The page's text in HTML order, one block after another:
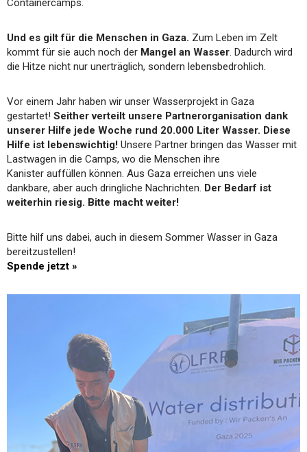
Containercamps.
Und es gilt für die Menschen in Gaza. Zum Leben im Zelt
kommt für sie auch noch der Mangel an Wasser. Dadurch wird
die Hitze nicht nur unerträglich, sondern lebensbedrohlich.
Vor einem Jahr haben wir unser Wasserprojekt in Gaza
gestartet! Seither verteilt unsere Partnerorganisation dank
unserer Hilfe jede Woche rund 20.000 Liter Wasser. Diese
Hilfe ist lebenswichtig! Unsere Partner bringen das Wasser mit
Lastwagen in die Camps, wo die Menschen ihre
Kanister auffüllen können. Aus Gaza erreichen uns viele
dankbare, aber auch dringliche Nachrichten. Der Bedarf ist
weiterhin riesig. Bitte macht weiter!
Bitte hilf uns dabei, auch in diesem Sommer Wasser in Gaza
bereitzustellen!
Spende jetzt »